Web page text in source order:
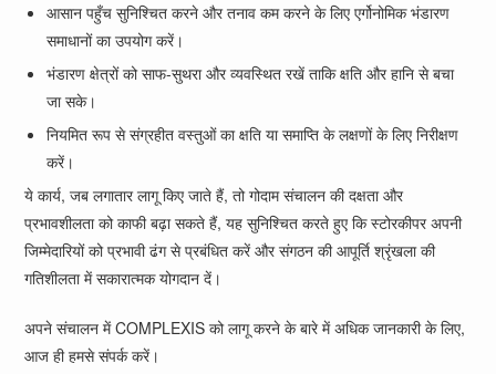
आसान पहुँच सुनिश्चित करने और तनाव कम करने के लिए एर्गोनोमिक भंडारण
समाधानों का उपयोग करें।
भंडारण क्षेत्रों को साफ-सुथरा और व्यवस्थित रखें ताकि क्षति और हानि से बचा
जा सके।
नियमित रूप से संग्रहीत वस्तुओं का क्षति या समाप्ति के लक्षणों के लिए निरीक्षण
करें।
ये कार्य, जब लगातार लागू किए जाते हैं, तो गोदाम संचालन की दक्षता और
प्रभावशीलता को काफी बढ़ा सकते हैं, यह सुनिश्चित करते हुए कि स्टोरकीपर अपनी
जिम्मेदारियों को प्रभावी ढंग से प्रबंधित करें और संगठन की आपूर्ति श्रृंखला की
गतिशीलता में सकारात्मक योगदान दें।
अपने संचालन में COMPLEXIS को लागू करने के बारे में अधिक जानकारी के लिए,
आज ही हमसे संपर्क करें।